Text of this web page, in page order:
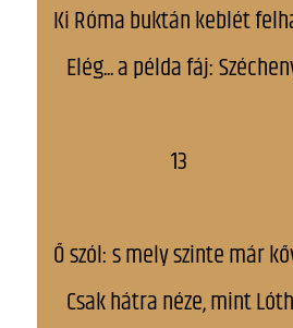
Ki Róma buktán keblét
Elég... a példa fáj:
13
Ő szól: s mely szinte már
Csak hátra néze, mint